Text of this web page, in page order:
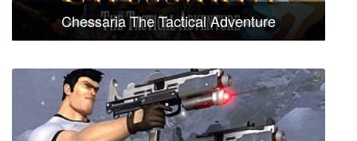
Chessaria The Tactical Adventure